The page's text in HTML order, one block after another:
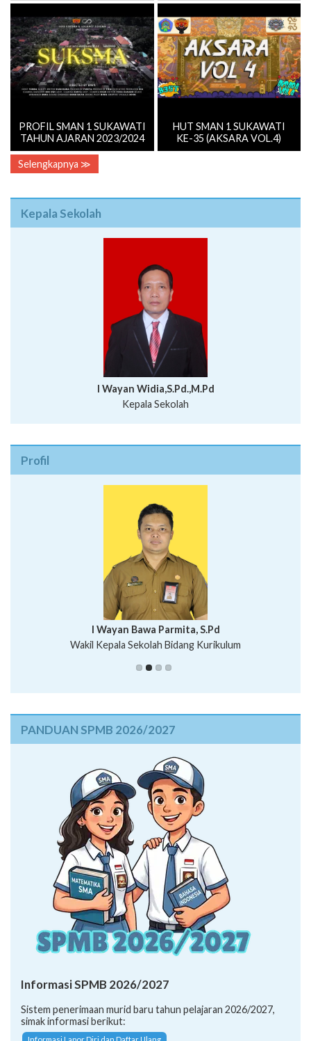
PROFIL SMAN 1 SUKAWATI
TAHUN AJARAN 2023/2024
HUT SMAN 1 SUKAWATI
KE-35 (AKSARA VOL.4)
Selengkapnya ≫
Kepala Sekolah
I Wayan Widia,S.Pd.,M.Pd
Kepala Sekolah
Profil
Putu Suhartana, S.Pd.
I Wayan Bawa Parmita, S.Pd
Wakil Kepala Sekolah Bidang Kurikulum
I Wayan Gede Aditya Pratita, S.Pd., M.Sn
Ni Wayan Nopi Sutantri, S.Pd.
PANDUAN SPMB 2026/2027
Informasi SPMB 2026/2027
Sistem penerimaan murid baru tahun pelajaran 2026/2027,
simak informasi berikut: